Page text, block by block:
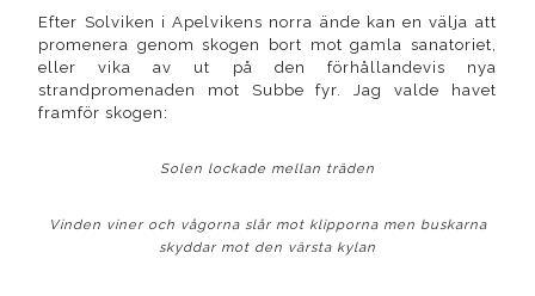
Efter Solviken i Apelvikens norra ände kan en välja att
promenera genom skogen bort mot gamla sanatoriet,
eller vika av ut på den förhållandevis nya
strandpromenaden mot Subbe fyr. Jag valde havet
framför skogen:
Solen lockade mellan träden
Vinden viner och vågorna slår mot klipporna men buskarna
skyddar mot den värsta kylan